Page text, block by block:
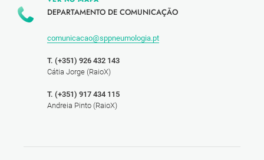
DEPARTAMENTO DE COMUNICAÇÃO
comunicacao@sppneumologia.pt
T. (+351) 926 432 143
Cátia Jorge (RaioX)
T. (+351) 917 434 115
Andreia Pinto (RaioX)